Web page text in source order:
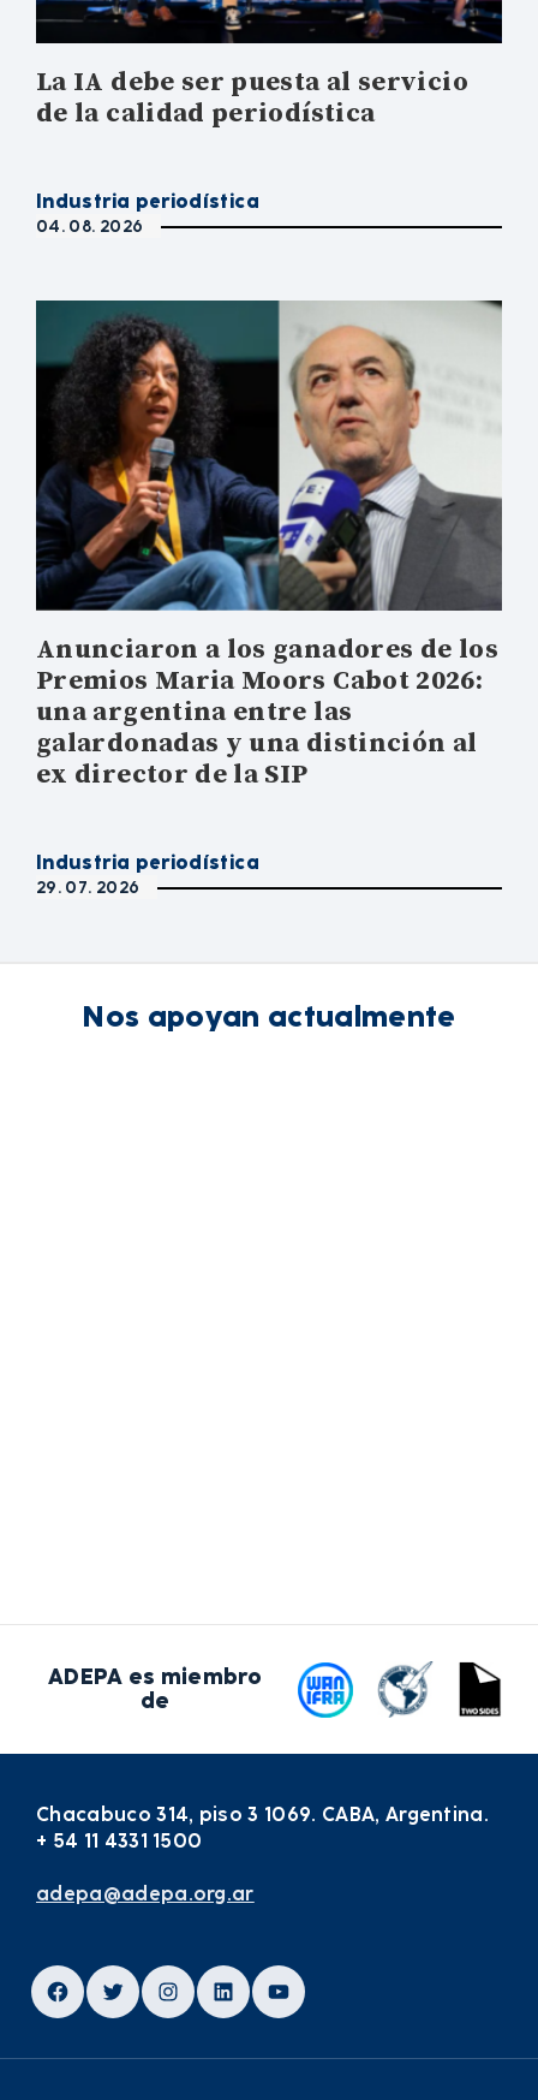
La IA debe ser puesta al servicio
de la calidad periodística
Industria periodística
04. 08. 2026
Anunciaron a los ganadores de los
Premios Maria Moors Cabot 2026:
una argentina entre las
galardonadas y una distinción al
ex director de la SIP
Industria periodística
29. 07. 2026
Nos apoyan actualmente
ADEPA es miembro
de
Chacabuco 314, piso 3 1069. CABA, Argentina.
+ 54 11 4331 1500
adepa@adepa.org.ar
Facebook
TwitterInstagram
LinkedInYouTube